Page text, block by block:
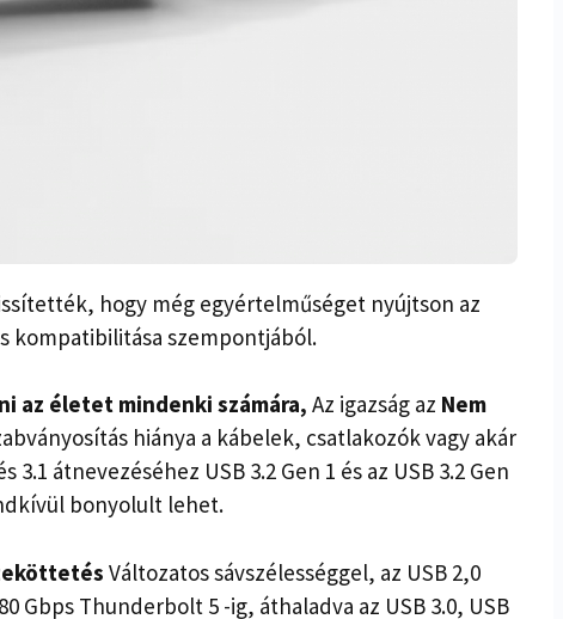
hogy még egyértelműséget nyújtson az
kompatibilitása szempontjából.
az életet mindenki számára, Az igazság az Nem
hiánya a kábelek, csatlakozók vagy akár
3.1 átnevezéséhez USB 3.2 Gen 1 és az USB 3.2 Gen
bonyolult lehet.
Változatos sávszélességgel, az USB 2,0
Gbps Thunderbolt 5 -ig, áthaladva az USB 3.0, USB